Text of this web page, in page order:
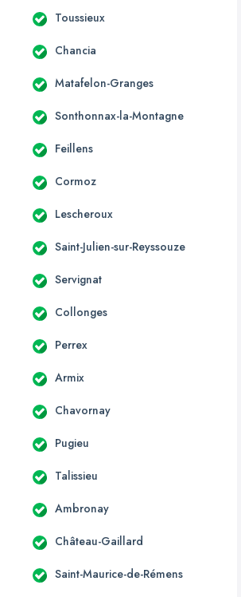
Toussieux
Chancia
Matafelon-Granges
Sonthonnax-la-Montagne
Feillens
Cormoz
Lescheroux
Saint-Julien-sur-Reyssouze
Servignat
Collonges
Perrex
Armix
Chavornay
Pugieu
Talissieu
Ambronay
Château-Gaillard
Saint-Maurice-de-Rémens